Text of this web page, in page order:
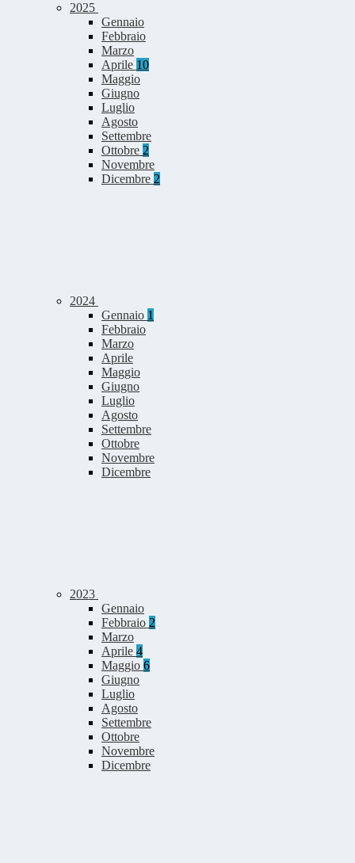
2025
Gennaio
Febbraio
Marzo
Aprile 10
Maggio
Giugno
Luglio
Agosto
Settembre
Ottobre 2
Novembre
Dicembre 2
2024
Gennaio 1
Febbraio
Marzo
Aprile
Maggio
Giugno
Luglio
Agosto
Settembre
Ottobre
Novembre
Dicembre
2023
Gennaio
Febbraio 2
Marzo
Aprile 4
Maggio 6
Giugno
Luglio
Agosto
Settembre
Ottobre
Novembre
Dicembre